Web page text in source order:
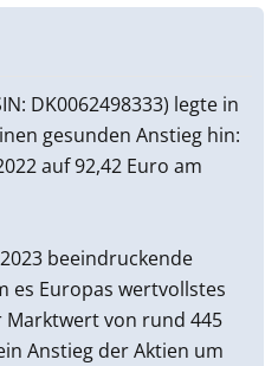
DK0062498333) legte in
gesunden Anstieg hin:
auf 92,42 Euro am
beeindruckende
es Europas wertvollstes
von rund 445
Anstieg der Aktien um